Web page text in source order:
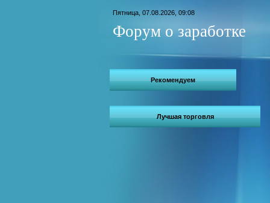
Пятница, 07.08.2026, 09:08
Форум о заработке
Рекомендуем
Лучшая торговля